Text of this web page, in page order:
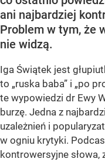
ani najbardziej
Problem w tym, że
nie widzą.
Iga Świątek jest
to „ruska baba” i „po
te wypowiedzi dr Ewy
burzę. Jedna z
uzależnień i
w ogniu krytyki.
kontrowersyjne słowa,